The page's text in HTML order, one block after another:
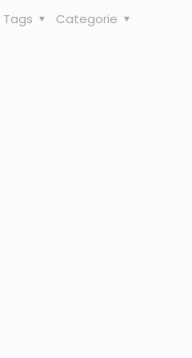
Categorie
Tags